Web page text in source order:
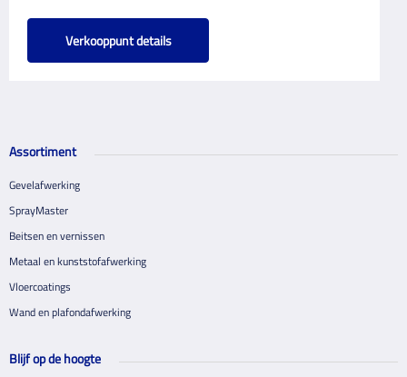
Verkooppunt details
Assortiment
Gevelafwerking
SprayMaster
Beitsen en vernissen
Metaal en kunststofafwerking
Vloercoatings
Wand en plafondafwerking
Blijf op de hoogte